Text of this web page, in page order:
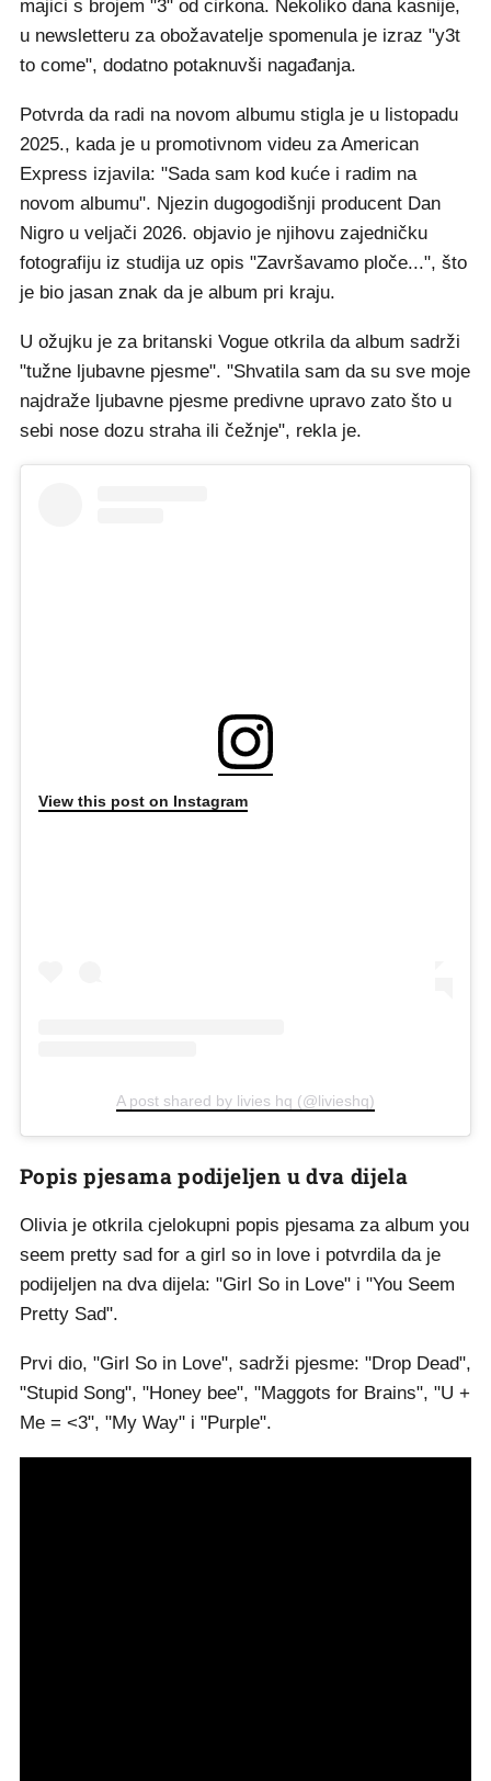
majici s brojem "3" od cirkona. Nekoliko dana kasnije,
u newsletteru za obožavatelje spomenula je izraz "y3t
to come", dodatno potaknuvši nagađanja.
Potvrda da radi na novom albumu stigla je u listopadu
2025., kada je u promotivnom videu za American
Express izjavila: "Sada sam kod kuće i radim na
novom albumu". Njezin dugogodišnji producent Dan
Nigro u veljači 2026. objavio je njihovu zajedničku
fotografiju iz studija uz opis "Završavamo ploče...", što
je bio jasan znak da je album pri kraju.
U ožujku je za britanski Vogue otkrila da album sadrži
"tužne ljubavne pjesme". "Shvatila sam da su sve moje
najdraže ljubavne pjesme predivne upravo zato što u
sebi nose dozu straha ili čežnje", rekla je.
View this post on Instagram
A post shared by livies hq (@livieshq)
Popis pjesama podijeljen u dva dijela
Olivia je otkrila cjelokupni popis pjesama za album you
seem pretty sad for a girl so in love i potvrdila da je
podijeljen na dva dijela: "Girl So in Love" i "You Seem
Pretty Sad".
Prvi dio, "Girl So in Love", sadrži pjesme: "Drop Dead",
"Stupid Song", "Honey bee", "Maggots for Brains", "U +
Me = <3", "My Way" i "Purple".